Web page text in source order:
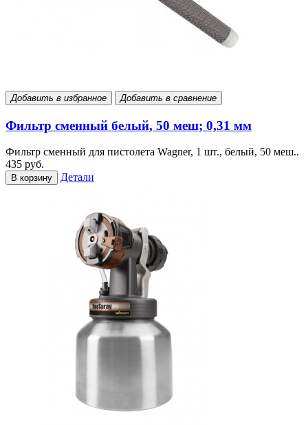
Добавить в избранное Добавить в сравнение
Фильтр сменный белый, 50 меш; 0,31 мм
Фильтр сменный для пистолета Wagner, 1 шт., белый, 50 меш..
435 руб.
В корзину Детали